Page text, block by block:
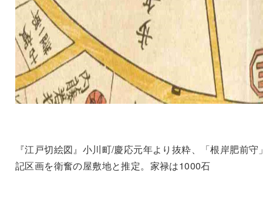
『江戸切絵図』小川町/慶応元年より抜粋、「根岸肥前守
記区画を衛奮の屋敷地と推定。家禄は1000石